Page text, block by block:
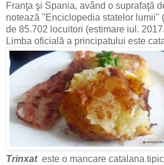
Franţa şi Spania, având o suprafaţă
notează ''Enciclopedia statelor lumii''
de 85.702 locuitori (estimare iul. 2017.
Limba oficială a principatului este
Trinxat este o mancare catalana